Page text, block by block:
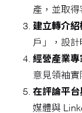
產，並取得
建立轉介紹
戶」，設計
經營產業
意見領袖實
在評論平台
媒體與